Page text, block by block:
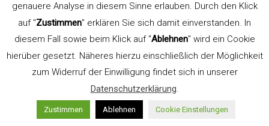
Uwe Steinacker
Gelernter Schriftsetzer
und
Kommunikationsdesigner. Gründer der
WerbeagenturLEHN.STEIN.
genauere Analyse in diesem Sinne erlauben. Durch den Klick
auf "Zustimmen" erklären Sie sich damit einverstanden. In
diesem Fall sowie beim Klick auf "Ablehnen" wird ein Cookie
hierüber gesetzt. Näheres hierzu einschließlich der Möglichkeit
zum Widerruf der Einwilligung findet sich in unserer
Datenschutzerklärung.
Zustimmen Ablehnen Cookie Einstellungen